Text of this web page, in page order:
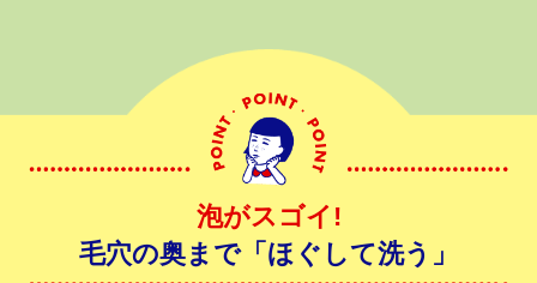
泡がスゴイ!
毛穴の奥まで「ほぐして洗う」